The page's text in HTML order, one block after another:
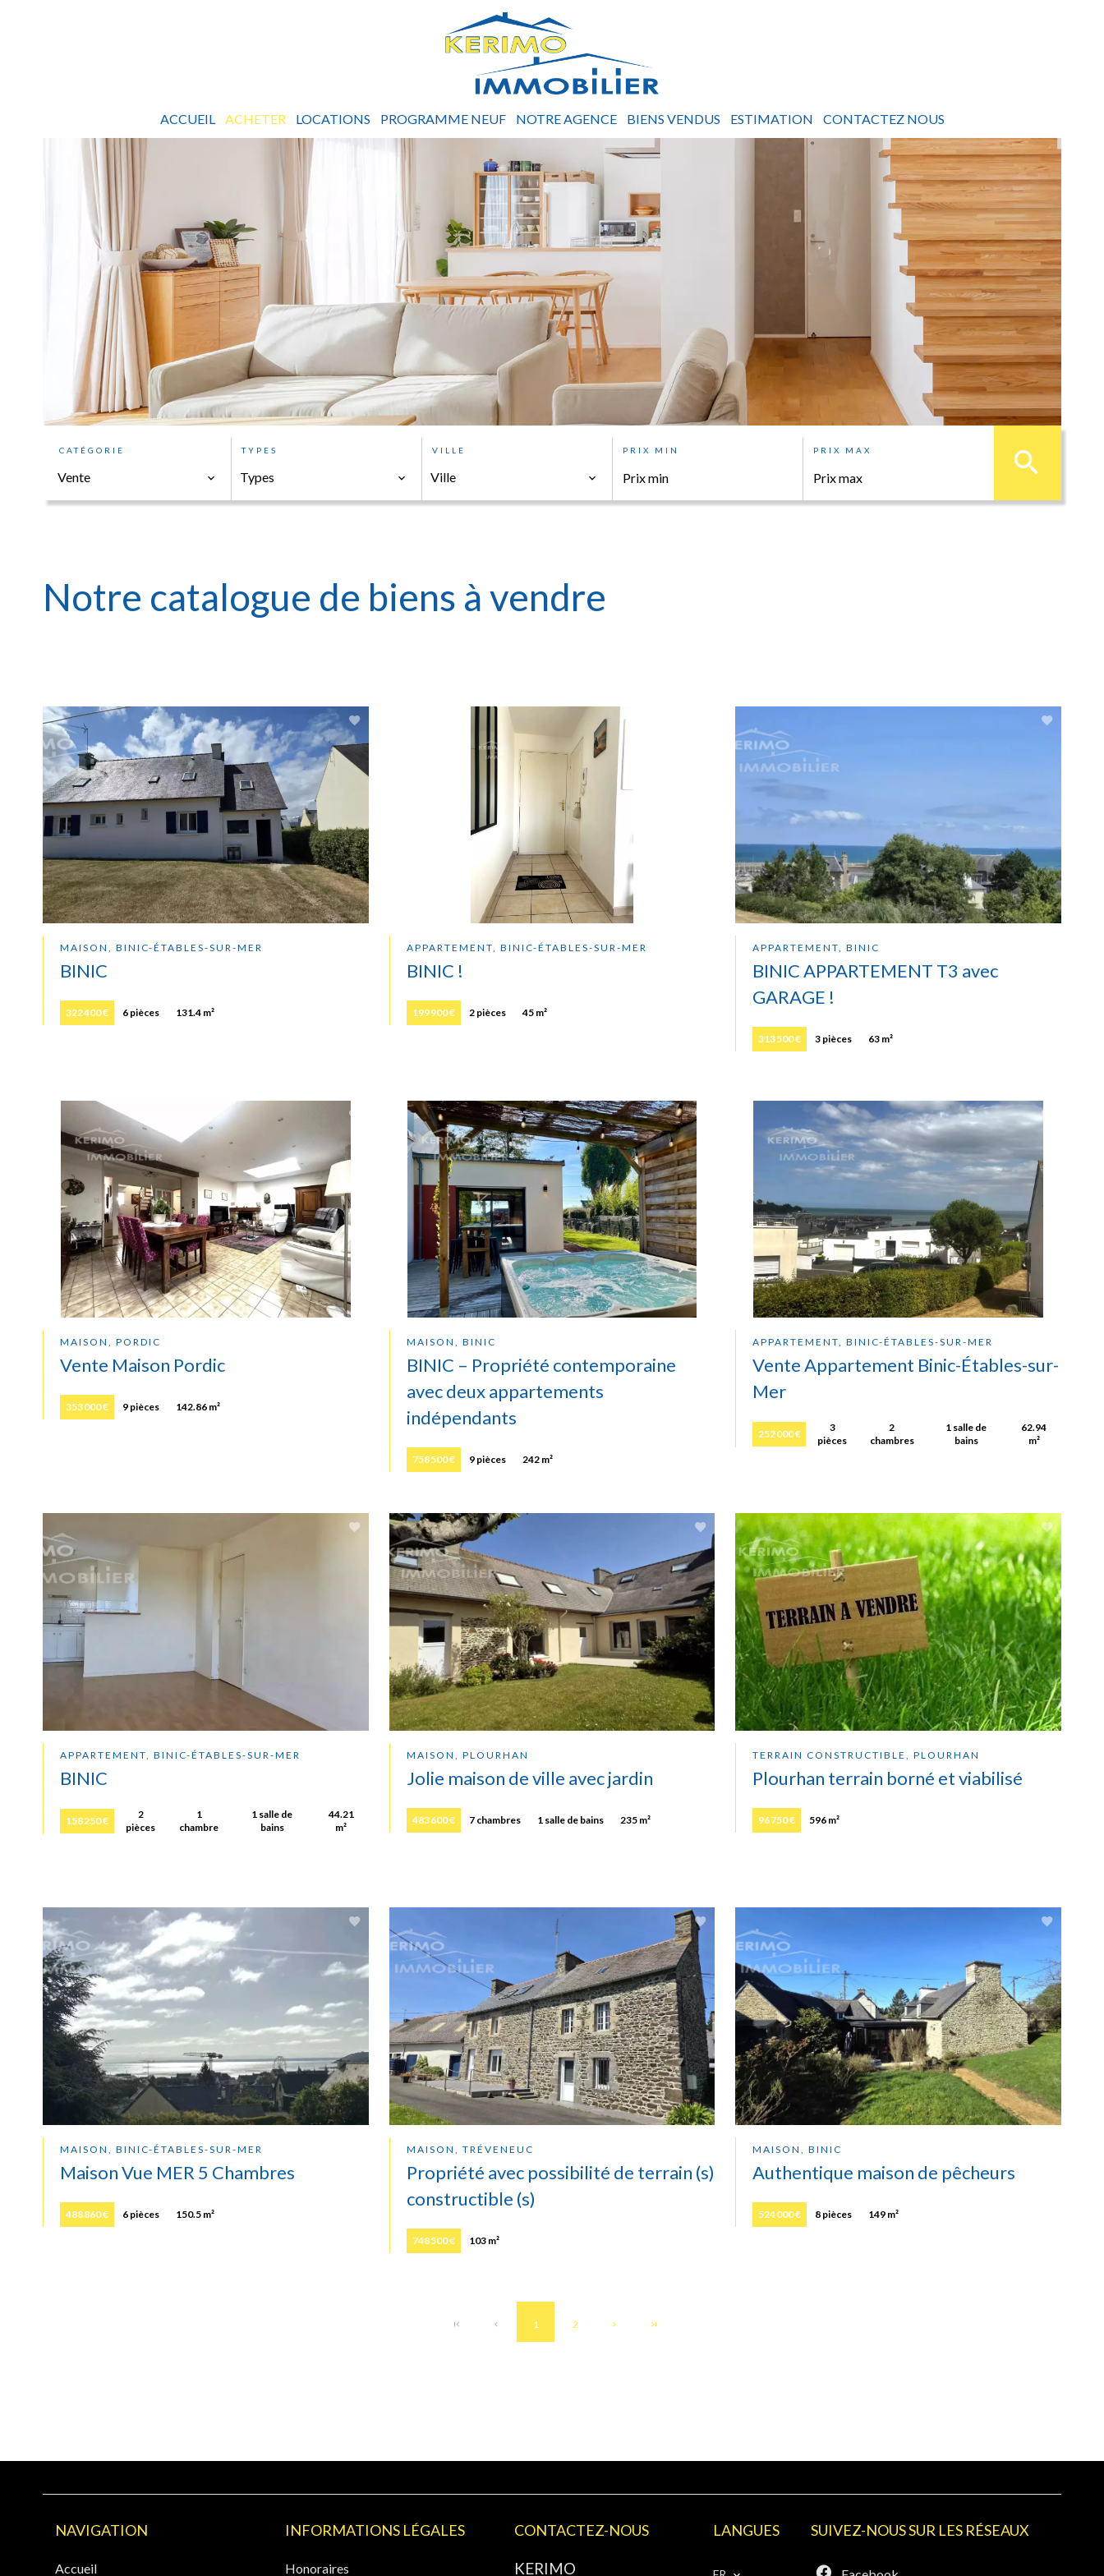
ACCUEIL ACHETER LOCATIONS PROGRAMME NEUF NOTRE AGENCE BIENS VENDUS ESTIMATION CONTACTEZ NOUS
CATÉGORIE
Vente
TYPES
Types
VILLE
Ville
PRIX MIN PRIX MAX
Notre catalogue de biens à vendre
MAISON, BINIC-ÉTABLES-SUR-MER
BINIC
322 400 € 6 pièces 131.4 m²
APPARTEMENT, BINIC-ÉTABLES-SUR-MER
BINIC !
199 900 € 2 pièces 45 m²
APPARTEMENT, BINIC
BINIC APPARTEMENT T3 avec
GARAGE !
313 500 € 3 pièces 63 m²
MAISON, PORDIC
Vente Maison Pordic
353 000 € 9 pièces 142.86 m²
MAISON, BINIC
BINIC – Propriété contemporaine
avec deux appartements
indépendants
758 500 € 9 pièces 242 m²
APPARTEMENT, BINIC-ÉTABLES-SUR-MER
Vente Appartement Binic-Étables-sur-
Mer
252 000 €
3
pièces
2
chambres
1 salle de
bains
62.94
m²
APPARTEMENT, BINIC-ÉTABLES-SUR-MER
BINIC
158 250 €
2
pièces
1
chambre
1 salle de
bains
44.21
m²
MAISON, PLOURHAN
Jolie maison de ville avec jardin
483 600 € 7 chambres 1 salle de bains 235 m²
TERRAIN CONSTRUCTIBLE, PLOURHAN
Plourhan terrain borné et viabilisé
96 750 € 596 m²
MAISON, BINIC-ÉTABLES-SUR-MER
Maison Vue MER 5 Chambres
488 860 € 6 pièces 150.5 m²
MAISON, TRÉVENEUC
Propriété avec possibilité de terrain (s)
constructible (s)
748 500 € 103 m²
MAISON, BINIC
Authentique maison de pêcheurs
524 000 € 8 pièces 149 m²
1 2
NAVIGATION
Accueil
INFORMATIONS LÉGALES
Honoraires
CONTACTEZ-NOUS
KERIMO
LANGUES SUIVEZ-NOUS SUR LES RÉSEAUX